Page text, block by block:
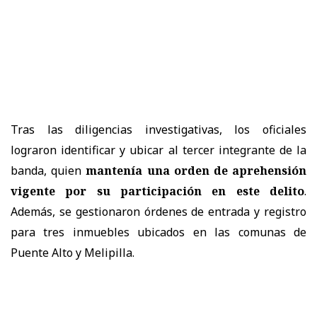
Tras las diligencias investigativas, los oficiales
lograron identificar y ubicar al tercer integrante de la
banda, quienmantenía una orden de aprehensión
vigente por su participación en este delito.
Además, se gestionaron órdenes de entrada y registro
para tres inmuebles ubicados en las comunas de
Puente Alto y Melipilla.